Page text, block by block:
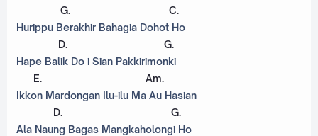
G. C.
Hurippu Berakhir Bahagia Dohot Ho
D. G.
Hape Balik Do i Sian Pakkirimonki
E. Am.
Ikkon Mardongan Ilu-ilu Ma Au Hasian
D. G.
Ala Naung Bagas Mangkaholongi Ho